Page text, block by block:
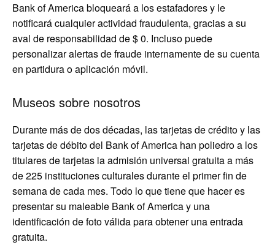
Bank of America bloqueará a los estafadores y le
notificará cualquier actividad fraudulenta, gracias a su
aval de responsabilidad de $ 0. Incluso puede
personalizar alertas de fraude internamente de su cuenta
en partidura o aplicación móvil.
Museos sobre nosotros
Durante más de dos décadas, las tarjetas de crédito y las
tarjetas de débito del Bank of America han poliedro a los
titulares de tarjetas la admisión universal gratuita a más
de 225 instituciones culturales durante el primer fin de
semana de cada mes. Todo lo que tiene que hacer es
presentar su maleable Bank of America y una
identificación de foto válida para obtener una entrada
gratuita.